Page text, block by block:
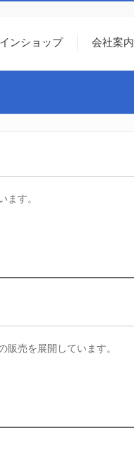
ンショップ 会社案内
ます。
売を展開しています。